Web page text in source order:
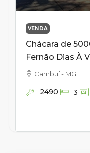
VENDA
Chácara de
Fernão Dias À
Cambuí - MG
2490 3